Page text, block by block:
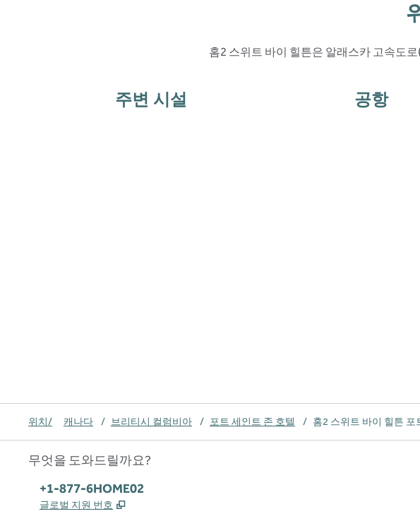
홈2 스위트 바이 힐튼은 알래스카 고속도
주변 시설 공항
위치/ 캐나다 / 브리티시 컬럼비아 / 포트 세인트 존 호텔 / 홈2 스위트 바이 힐튼 포
무엇을 도와드릴까요?
전화:
+1-877-6HOME02
글로벌 지원 번호 ,